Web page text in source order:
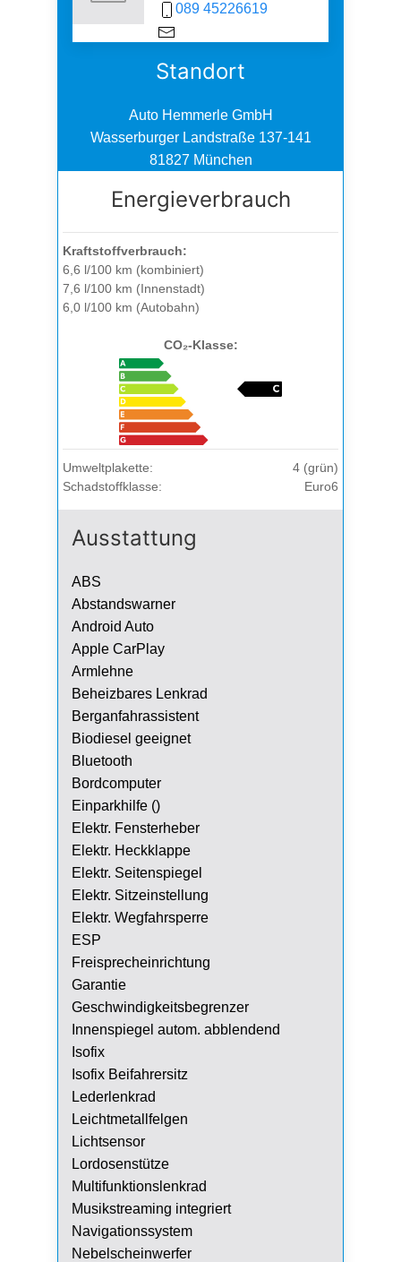
089 45226619
Standort
Auto Hemmerle GmbH
Wasserburger Landstraße 137-141
81827 München
Energieverbrauch
Kraftstoffverbrauch:
6,6 l/100 km (kombiniert)
7,6 l/100 km (Innenstadt)
6,0 l/100 km (Autobahn)
CO₂-Klasse:
Umweltplakette:
4 (grün)
Schadstoffklasse:
Euro6
Ausstattung
ABS
Abstandswarner
Android Auto
Apple CarPlay
Armlehne
Beheizbares Lenkrad
Berganfahrassistent
Biodiesel geeignet
Bluetooth
Bordcomputer
Einparkhilfe ()
Elektr. Fensterheber
Elektr. Heckklappe
Elektr. Seitenspiegel
Elektr. Sitzeinstellung
Elektr. Wegfahrsperre
ESP
Freisprecheinrichtung
Garantie
Geschwindigkeitsbegrenzer
Innenspiegel autom. abblendend
Isofix
Isofix Beifahrersitz
Lederlenkrad
Leichtmetallfelgen
Lichtsensor
Lordosenstütze
Multifunktionslenkrad
Musikstreaming integriert
Navigationssystem
Nebelscheinwerfer